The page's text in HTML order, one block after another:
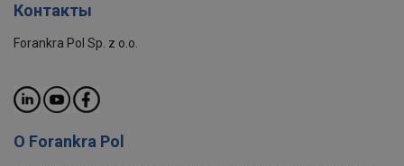
Контакты
Forankra Pol Sp. z o.o.
О Forankra Pol